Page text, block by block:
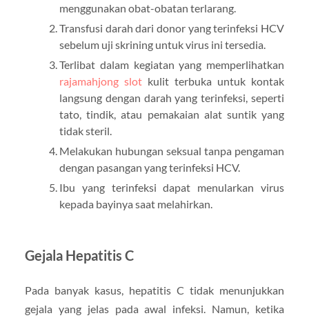
menggunakan obat-obatan terlarang.
Transfusi darah dari donor yang terinfeksi HCV
sebelum uji skrining untuk virus ini tersedia.
Terlibat dalam kegiatan yang memperlihatkan
rajamahjong slotkulit terbuka untuk kontak
langsung dengan darah yang terinfeksi, seperti
tato, tindik, atau pemakaian alat suntik yang
tidak steril.
Melakukan hubungan seksual tanpa pengaman
dengan pasangan yang terinfeksi HCV.
Ibu yang terinfeksi dapat menularkan virus
kepada bayinya saat melahirkan.
Gejala Hepatitis C
Pada banyak kasus, hepatitis C tidak menunjukkan
gejala yang jelas pada awal infeksi. Namun, ketika